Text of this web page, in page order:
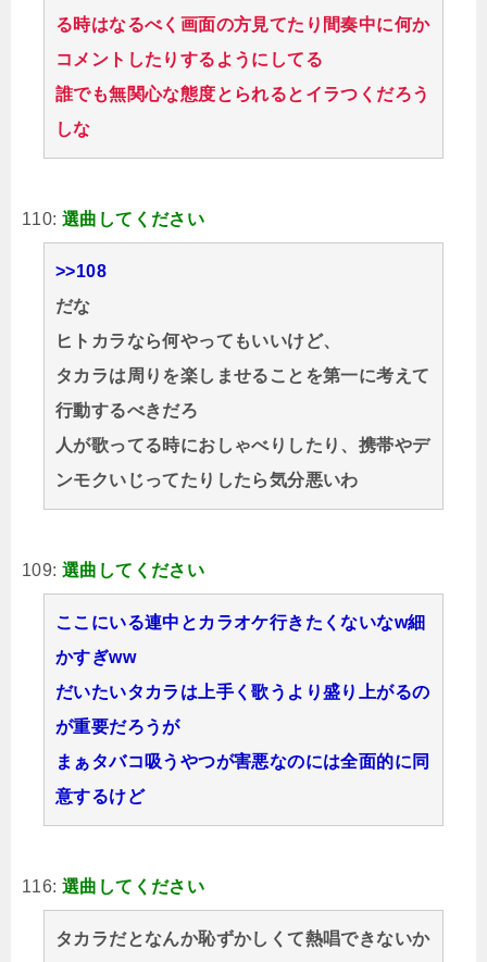
る時はなるべく画面の方見てたり間奏中に何か
コメントしたりするようにしてる
誰でも無関心な態度とられるとイラつくだろう
しな
110: 選曲してください
>>108
だな
ヒトカラなら何やってもいいけど、
タカラは周りを楽しませることを第一に考えて
行動するべきだろ
人が歌ってる時におしゃべりしたり、携帯やデ
ンモクいじってたりしたら気分悪いわ
109: 選曲してください
ここにいる連中とカラオケ行きたくないなw細
かすぎww
だいたいタカラは上手く歌うより盛り上がるの
が重要だろうが
まぁタバコ吸うやつが害悪なのには全面的に同
意するけど
116: 選曲してください
タカラだとなんか恥ずかしくて熱唱できないか